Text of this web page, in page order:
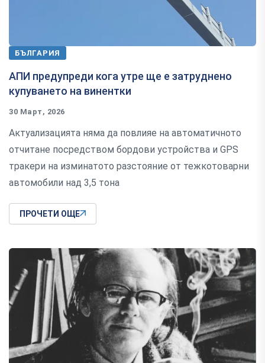
БЪЛГАРИЯ
АПИ предупреди кога утре ще е затруднено
купуването на винентки
30 Март, 2026
Актуализацията няма да повлияе на автоматичното
отчитане посредством бордови устройства и GPS
тракери на изминатото разстояние от тежкотоварни
автомобили над 3,5 тона
ПРОЧЕТИ ОЩЕ